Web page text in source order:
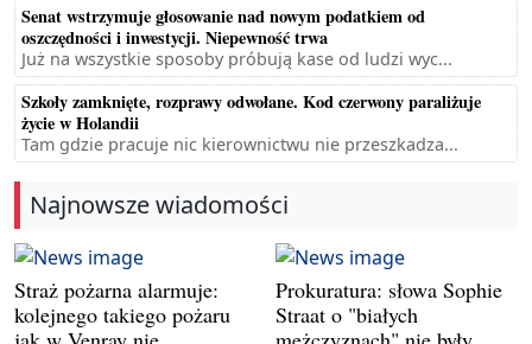
Senat wstrzymuje głosowanie nad nowym podatkiem od
oszczędności i inwestycji. Niepewność trwa
Już na wszystkie sposoby próbują kase od ludzi wyc...
Szkoły zamknięte, rozprawy odwołane. Kod czerwony paraliżuje
życie w Holandii
Tam gdzie pracuje nic kierownictwu nie przeszkadza...
Najnowsze wiadomości
Straż pożarna alarmuje:
kolejnego takiego pożaru
Prokuratura: słowa Sophie
Straat o "białych